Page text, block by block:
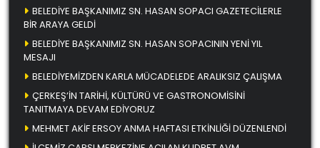
BELEDİYE BAŞKANIMIZ SN. HASAN SOPACI GAZETECİLERLE
BİR ARAYA GELDİ
BELEDİYE BAŞKANIMIZ SN. HASAN SOPACININ YENİ YIL
MESAJI
BELEDİYEMİZDEN KARLA MÜCADELEDE ARALIKSIZ ÇALIŞMA
ÇERKEŞ’İN TARİHİ, KÜLTÜRÜ VE GASTRONOMİSİNİ
TANITMAYA DEVAM EDİYORUZ
MEHMET AKİF ERSOY ANMA HAFTASI ETKİNLİĞİ DÜZENLENDİ